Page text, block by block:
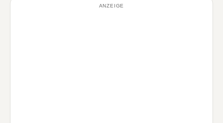
ANZEIGE